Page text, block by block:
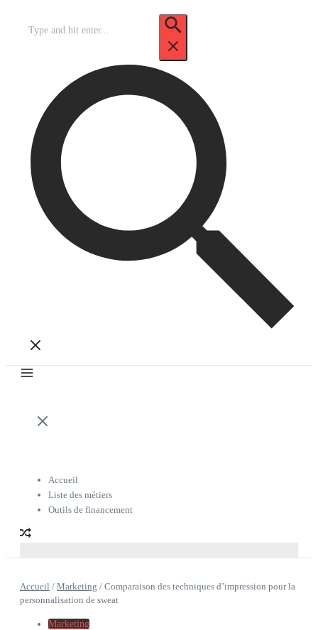
pour
Accueil
Liste des métiers
Outils de financement
Accueil / Marketing / Comparaison des techniques d’impression pour la
personnalisation de sweat
Marketing